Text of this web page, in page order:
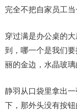
完全不把自家员工当
穿过满是办公桌的
到，哪一个是我们
丽的金边，水晶玻
静羽从口袋里拿出
下，那外头没有按钮